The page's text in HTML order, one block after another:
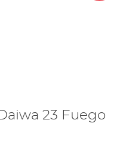
23 Fuego